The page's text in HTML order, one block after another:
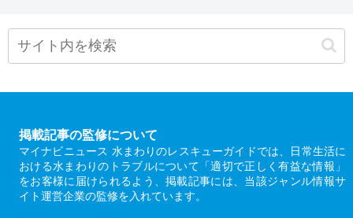
掲載記事の監修について
マイナビニュース 水まわりのレスキューガイドでは、日常生活に
おける水まわりのトラブルについて「適切で正しく有益な情報」
をお客様に届けられるよう、掲載記事には、当該ジャンル情報サ
イト運営企業の監修を入れています。